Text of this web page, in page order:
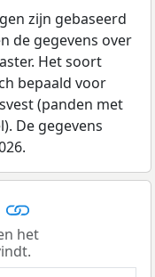
zijn gebaseerd
de gegevens over
Het soort
bepaald voor
(panden met
De gegevens
het